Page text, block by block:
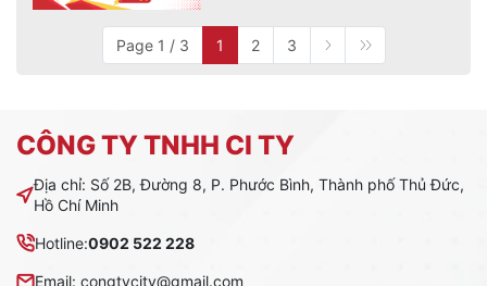
Page 1 / 3 1 2 3
CÔNG TY TNHH CI TY
Địa chỉ: Số 2B, Đường 8, P. Phước Bình, Thành phố Thủ Đức,
Hồ Chí Minh
Hotline:0902 522 228
Email: congtycity@gmail.com